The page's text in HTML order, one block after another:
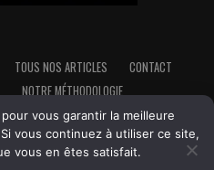
TOUS NOS ARTICLES
CONTACT
NOTRE MÉTHODOLOGIE
droits réservés - Made in France,
vous garantir la meilleure
vous continuez à utiliser ce site,
vous en êtes satisfait.